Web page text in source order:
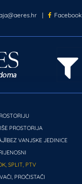
| Facebook
PROSTORIJA
BEZ VANJSKE JEDINICE
SPLIT, PTV
PROČISTAČI